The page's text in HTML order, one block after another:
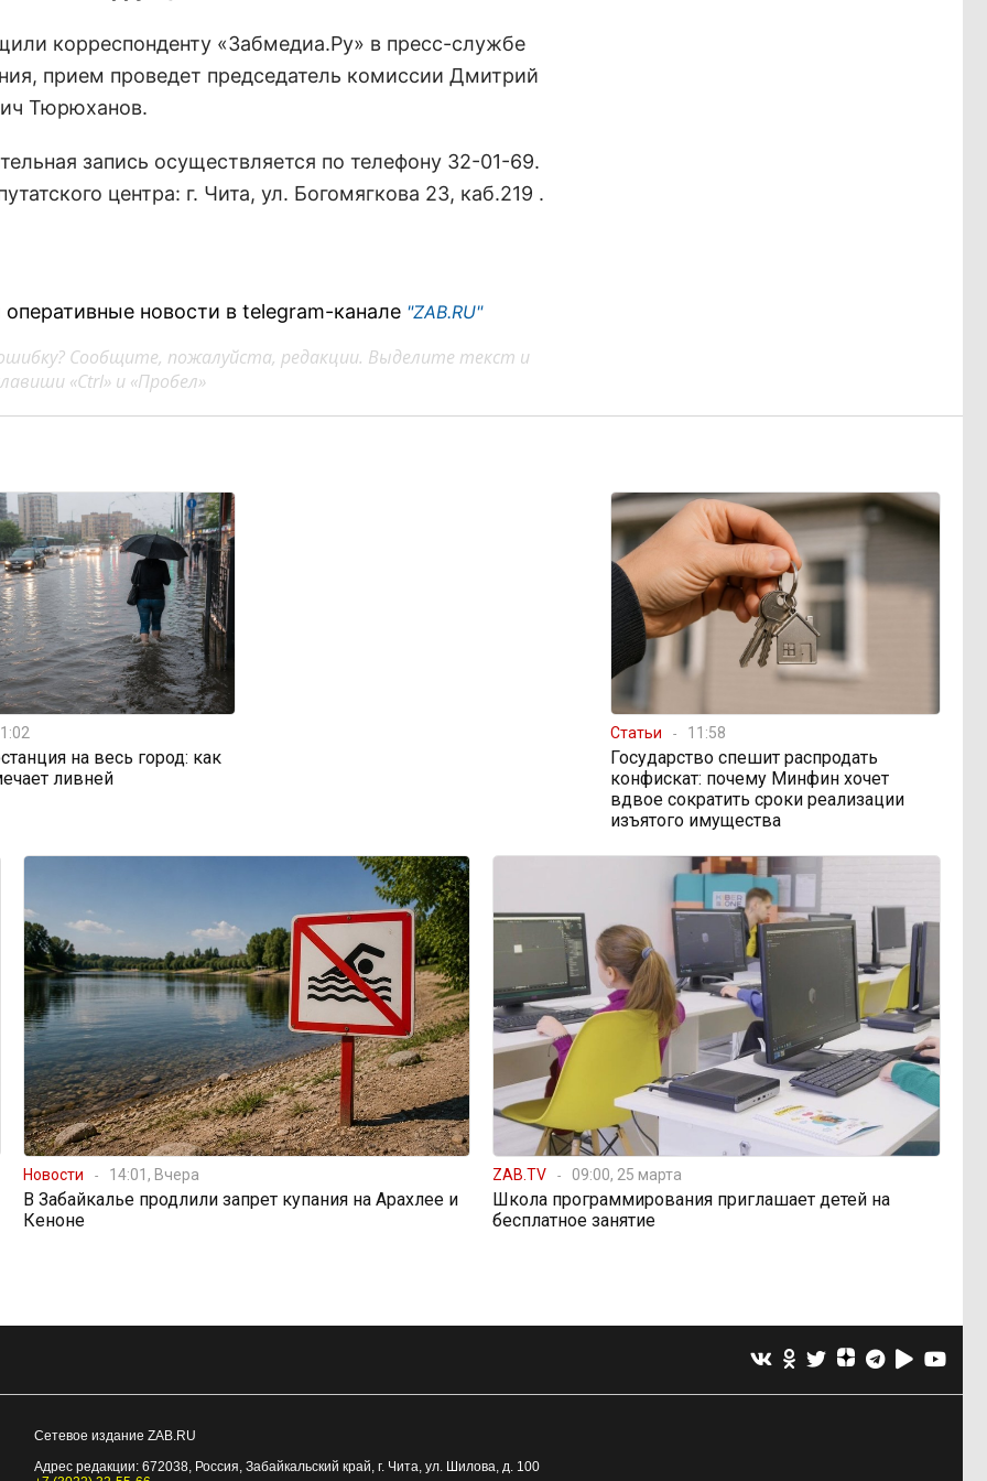
корреспонденту «Забмедиа.Ру» в пресс-службе
прием проведет председатель комиссии Дмитрий
Тюрюханов.
запись осуществляется по телефону 32-01-69.
центра: г. Чита, ул. Богомягкова 23, каб.219 .
новости в telegram-канале "ZAB.RU"
Сообщите, пожалуйста, редакции. Выделите текст и
«Ctrl» и «Пробел»
на весь город: как
ливней
Статьи 11:58
Государство спешит распродать
конфискат: почему Минфин хочет
вдвое сократить сроки реализации
изъятого имущества
Новости 14:01, Вчера
В Забайкалье продлили запрет купания на Арахлее и
Кеноне
ZAB.TV 09:00, 25 марта
Школа программирования приглашает детей на
бесплатное занятие
Сетевое издание ZAB.RU
Адрес редакции: 672038, Россия, Забайкальский край, г. Чита, ул. Шилова, д. 100